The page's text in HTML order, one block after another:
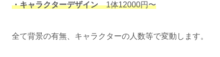
・キャラクターデザイン1体12000円〜
全て背景の有無、キャラクターの人数等で変動します。